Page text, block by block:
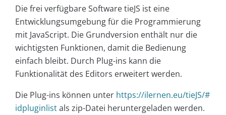
Die frei verfügbare Software tieJS ist eine
Entwicklungsumgebung für die Programmierung
mit JavaScript. Die Grundversion enthält nur die
wichtigsten Funktionen, damit die Bedienung
einfach bleibt. Durch Plug-ins kann die
Funktionalität des Editors erweitert werden.
Die Plug-ins können unter https://ilernen.eu/tieJS/#
idpluginlistals zip-Datei heruntergeladen werden.